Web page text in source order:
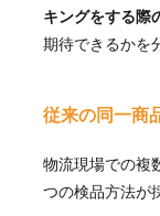
キングをする際
期待できるかを
従来の同一商
物流現場での複
つの検品方法が